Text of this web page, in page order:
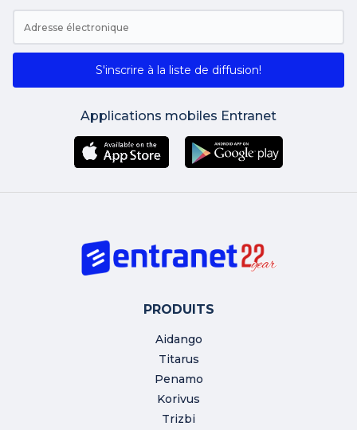
S'inscrire à la liste de diffusion!
Applications mobiles Entranet
PRODUITS
Aidango
Titarus
Penamo
Korivus
Trizbi